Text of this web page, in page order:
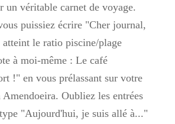
un véritable carnet de voyage.
puissiez écrire "Cher journal,
le ratio piscine/plage
à moi-même : Le café
!" en vous prélassant sur votre
Amendoeira. Oubliez les entrées
"Aujourd'hui, je suis allé à..."